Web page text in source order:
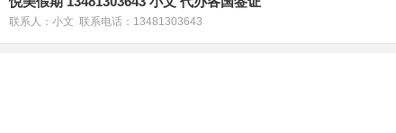
联系人：小文 联系电话：13481303643